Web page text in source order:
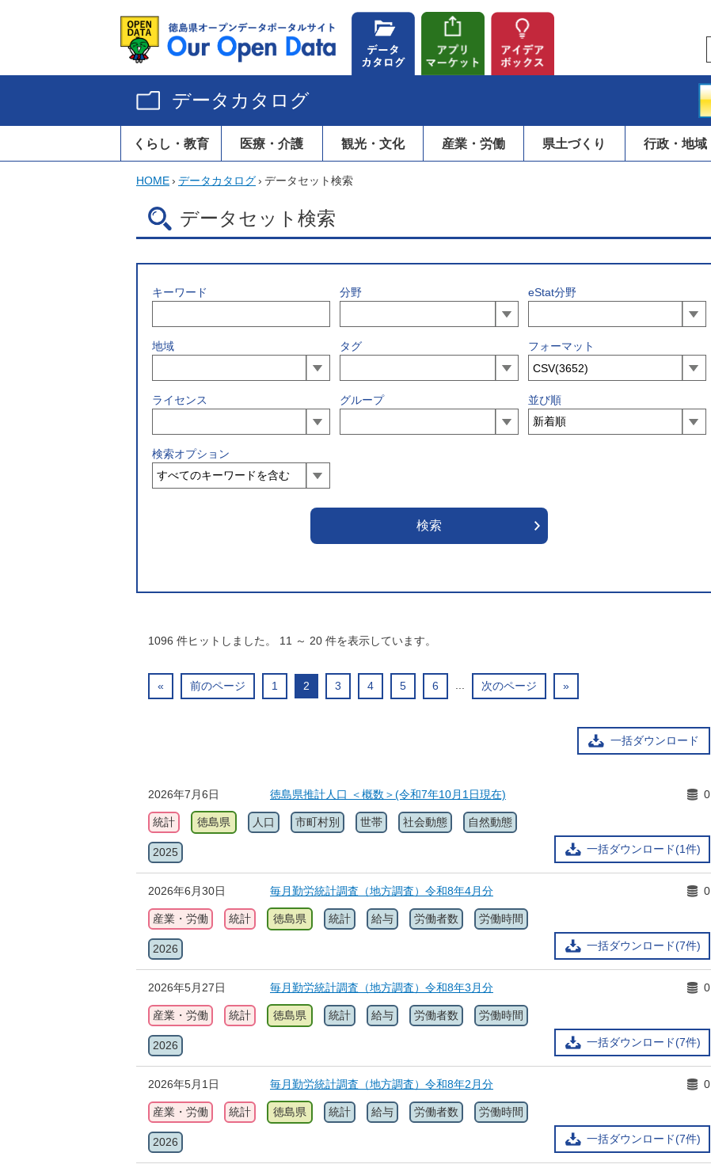
データカタログ
くらし・教育 医療・介護 観光・文化 産業・労働 県土づくり 行政・地域
HOME› データカタログ› データセット検索
データセット検索
キーワード 分野 eStat分野
地域 タグ フォーマット
ライセンス グループ 並び順
検索オプション
1096 件ヒットしました。 11 ～ 20 件を表示しています。
« 前のページ 1 2 3 4 5 6 ... 次のページ »
一括ダウンロード
2026年7月6日 徳島県推計人口 ＜概数＞(令和7年10月1日現在)
一括ダウンロード(1件)
0
統計 徳島県 人口 市町村別 世帯 社会動態 自然動態
2025
2026年6月30日 毎月勤労統計調査（地方調査）令和8年4月分
一括ダウンロード(7件)
0
産業・労働 統計 徳島県 統計 給与 労働者数 労働時間
2026
2026年5月27日 毎月勤労統計調査（地方調査）令和8年3月分
一括ダウンロード(7件)
0
産業・労働 統計 徳島県 統計 給与 労働者数 労働時間
2026
2026年5月1日 毎月勤労統計調査（地方調査）令和8年2月分
一括ダウンロード(7件)
0
産業・労働 統計 徳島県 統計 給与 労働者数 労働時間
2026